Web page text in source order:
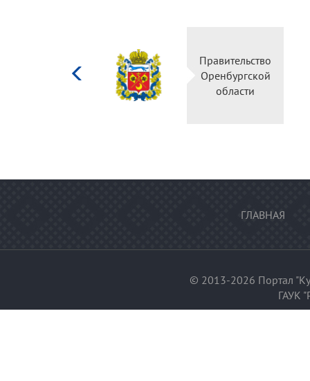
Правительство
Оренбургской
области
ГЛАВНАЯ
© 2013-2026 Портал
ГАУК